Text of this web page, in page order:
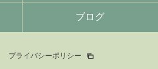
ブログ
プライバシーポリシー